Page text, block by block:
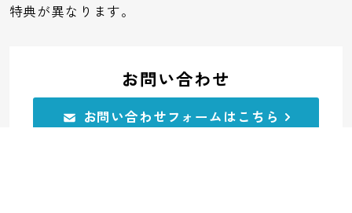
特典が異なります。
お問い合わせ
お問い合わせフォームはこちら